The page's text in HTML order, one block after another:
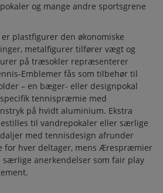
og mange andre sportsgrene
plastfigurer den økonomiske
metalfigurer tilfører vægt og
på træsokler repræsenterer
Emblemer fås som tilbehør til
– en bæger- eller designpokal
tennispræmie med
på hvidt aluminium. Ekstra
til vandrepokaler eller særlige
med tennisdesign afrunder
for hver deltager, mens Ærespræmier
særlige anerkendelser som fair play